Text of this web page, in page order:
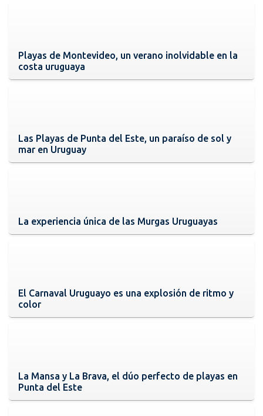
Playas de Montevideo, un verano inolvidable en la
costa uruguaya
Las Playas de Punta del Este, un paraíso de sol y
mar en Uruguay
La experiencia única de las Murgas Uruguayas
El Carnaval Uruguayo es una explosión de ritmo y
color
La Mansa y La Brava, el dúo perfecto de playas en
Punta del Este